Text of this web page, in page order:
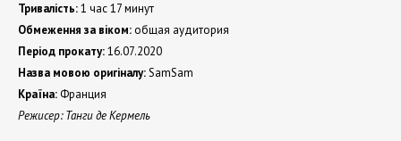
Тривалість:1 час 17 минут
Обмеження за віком:общая аудитория
Період прокату:16.07.2020
Назва мовою оригіналу:SamSam
Країна:Франция
Режисер: Танги де Кермель